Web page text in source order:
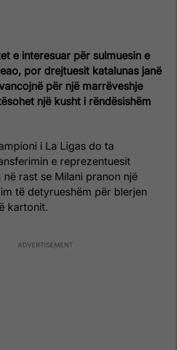
e interesuar për sulmuesin e
por drejtuesit katalunas janë
për një marrëveshje
një kusht i rëndësishëm
i La Ligas do ta
e reprezentuesit
rast se Milani pranon një
të detyrueshëm për blerjen
kartonit.